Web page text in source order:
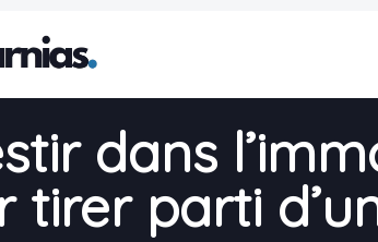
dans
tirer parti